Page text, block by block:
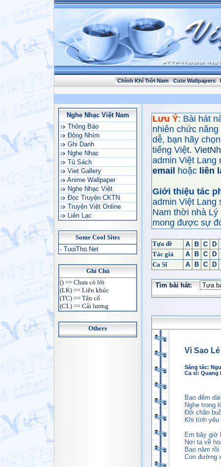
Chính Khí Trời Nam Cute Wallpapers
Nghe Nhạc Việt Nam
Thông Báo
Động Nhím
Ghi Danh
Nghe Nhac
Tủ Sách
Viet Gallery
Anime Wallpaper
Nghe Nhạc Việt
Đọc Truyện CKTN
Truyện Việt Online
Liên Lạc
Some Cool Sites
- TuoiTho.Net
Ghi Chú
() == Chưa có lời
(LK) == Liên khúc
(TC) == Tân cổ
(CL) == Cải lương
Others
Lưu Ý: Bài hát
nhiên chức
dễ, bạn hãy
tiếng Việt.
admin Việt Lang
email
hoặc liên
Giới thiệu tác
admin Việt Lang
Nam thời nhà
mong được sự
Tựa đề A B C
D
Tác giả
A B C
D
Ca Sĩ
A B C D
Tìm bài hát:
Vì Sao
Sáng tác:
Ca sĩ: Quang
Bao đêm
Nghe trong
Đôi chân
Khi tình
Em bây giờ
Nơi ta về
Bao năm
Con đường